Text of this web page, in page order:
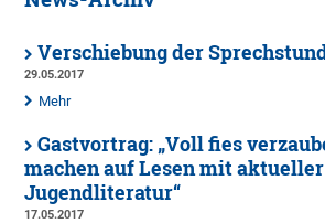
Verschiebung der
29.05.2017
Mehr
Gastvortrag: „Voll fies
machen auf Lesen mit
Jugendliteratur“
17.05.2017